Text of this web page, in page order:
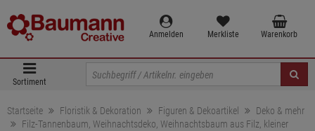
Anmelden Merkliste Warenkorb
Sortiment
Startseite Floristik & Dekoration Figuren & Dekoartikel
Deko & mehr
Filz-Tannenbaum, Weihnachtsdeko, Weihnachtsbaum aus Filz, kleiner